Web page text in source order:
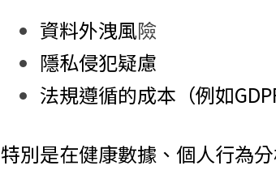
資料外洩風險
隱私侵犯疑慮
法規遵循的成本（例如
特別是在健康數據、個人行為